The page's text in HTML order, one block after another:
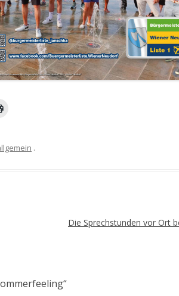
.
Die Sprechstunden vor Ort
“